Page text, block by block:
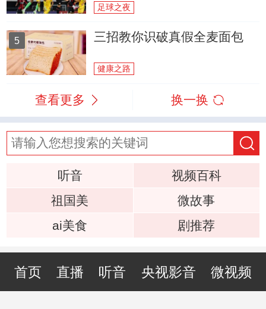
足球之夜
5 三招教你识破真假全麦面包
健康之路
查看更多 换一换
听音
视频百科
祖国美
微故事
ai美食
剧推荐
首页 直播 听音 央视影音 微视频